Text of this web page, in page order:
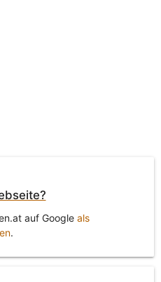
auf Google als
.